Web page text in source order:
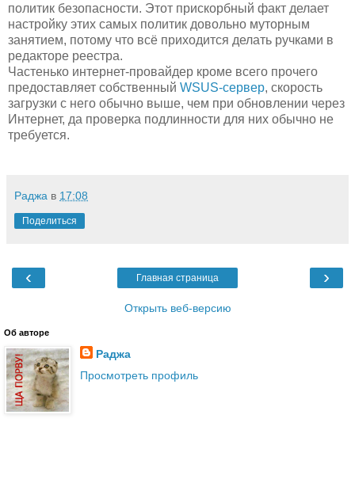
политик безопасности. Этот прискорбный факт делает
настройку этих самых политик довольно муторным
занятием, потому что всё приходится делать ручками в
редакторе реестра.
Частенько интернет-провайдер кроме всего прочего
предоставляет собственный WSUS-сервер, скорость
загрузки с него обычно выше, чем при обновлении через
Интернет, да проверка подлинности для них обычно не
требуется.
Раджа в 17:08
Поделиться
‹ ›
Главная страница
Открыть веб-версию
Об авторе
Раджа
Просмотреть профиль